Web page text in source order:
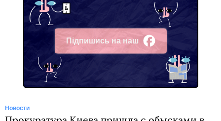
Підпишись на наш
Facebook
Новости